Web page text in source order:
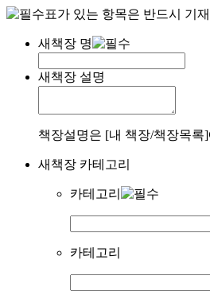
표가 있는 항목은 반드시 기
새책장 명
새책장 설명
책장설명은 [내 책장/책장목록
새책장 카테고리
카테고리
카테고리